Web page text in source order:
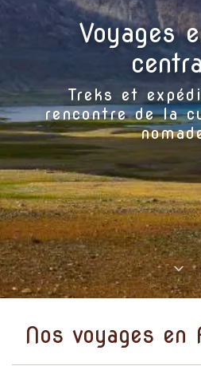
Voyages
Treks et
rencontre de la
Nos voyages en